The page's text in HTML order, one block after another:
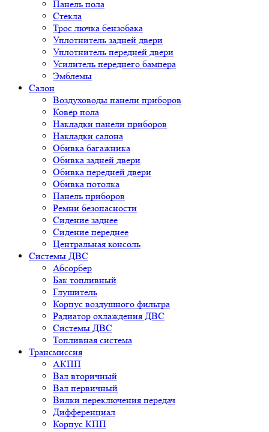
Панель пола
Стёкла
Трос лючка бензобака
Уплотнитель задней двери
Уплотнитель передней двери
Усилитель переднего бампера
Эмблемы
Салон
Воздуховоды панели приборов
Ковёр пола
Накладки панели приборов
Накладки салона
Обивка багажника
Обивка задней двери
Обивка передней двери
Обивка потолка
Панель приборов
Ремни безопасности
Сидение заднее
Сидение переднее
Центральная консоль
Системы ДВС
Абсорбер
Бак топливный
Глушитель
Корпус воздушного фильтра
Радиатор охлаждения ДВС
Системы ДВС
Топливная система
Трансмиссия
АКПП
Вал вторичный
Вал первичный
Вилки переключения передач
Дифференциал
Корпус КПП